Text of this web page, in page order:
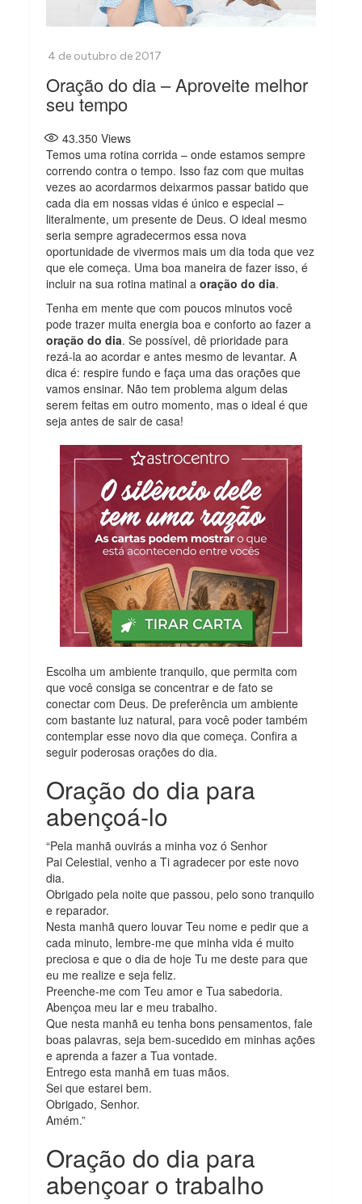
Oração do dia – Aproveite melhor
seu tempo
43.350 Views
Temos uma rotina corrida – onde estamos sempre
correndo contra o tempo. Isso faz com que muitas
vezes ao acordarmos deixarmos passar batido que
cada dia em nossas vidas é único e especial –
literalmente, um presente de Deus. O ideal mesmo
seria sempre agradecermos essa nova
oportunidade de vivermos mais um dia toda que vez
que ele começa. Uma boa maneira de fazer isso, é
incluir na sua rotina matinal aoração do dia.
Tenha em mente que com poucos minutos você
pode trazer muita energia boa e conforto ao fazer a
oração do dia. Se possível, dê prioridade para
rezá-la ao acordar e antes mesmo de levantar. A
dica é: respire fundo e faça uma das orações que
vamos ensinar. Não tem problema algum delas
serem feitas em outro momento, mas o ideal é que
seja antes de sair de casa!
Escolha um ambiente tranquilo, que permita com
que você consiga se concentrar e de fato se
conectar com Deus. De preferência um ambiente
com bastante luz natural, para você poder também
contemplar esse novo dia que começa. Confira a
seguir poderosas orações do dia.
Oração do dia para
abençoá-lo
“Pela manhã ouvirás a minha voz ó Senhor
Pai Celestial, venho a Ti agradecer por este novo
dia.
Obrigado pela noite que passou, pelo sono tranquilo
e reparador.
Nesta manhã quero louvar Teu nome e pedir que a
cada minuto, lembre-me que minha vida é muito
preciosa e que o dia de hoje Tu me deste para que
eu me realize e seja feliz.
Preenche-me com Teu amor e Tua sabedoria.
Abençoa meu lar e meu trabalho.
Que nesta manhã eu tenha bons pensamentos, fale
boas palavras, seja bem-sucedido em minhas ações
e aprenda a fazer a Tua vontade.
Entrego esta manhã em tuas mãos.
Sei que estarei bem.
Obrigado, Senhor.
Amém.”
Oração do dia para
abençoar o trabalho